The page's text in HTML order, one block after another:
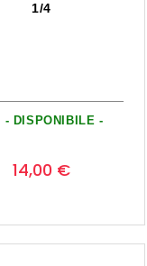
1/4
- DISPONIBILE -
14,00 €